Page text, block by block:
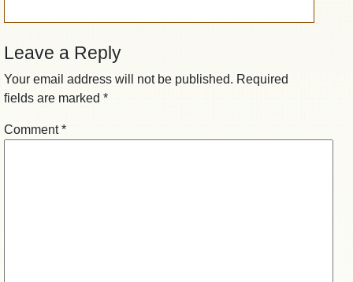
Leave a Reply
Your email address will not be published. Required
fields are marked *
Comment*